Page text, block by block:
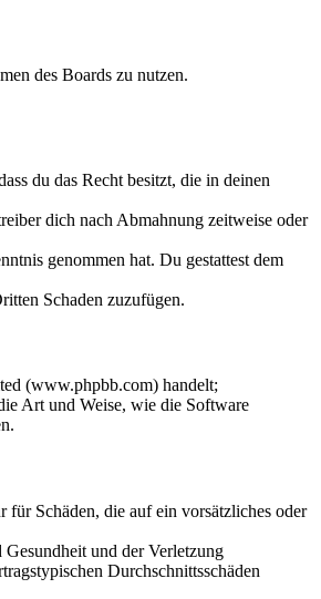
des Boards zu nutzen.
du das Recht besitzt, die in deinen
dich nach Abmahnung zeitweise oder
genommen hat. Du gestattest dem
Schaden zuzufügen.
(www.phpbb.com) handelt;
Art und Weise, wie die Software
Schäden, die auf ein vorsätzliches oder
und der Verletzung
Durchschnittsschäden